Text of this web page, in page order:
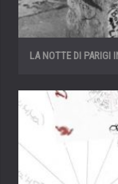
LA NOTTE DI PARIGI